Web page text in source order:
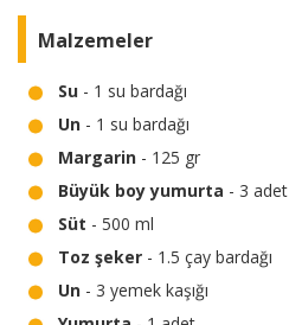
Malzemeler
Su - 1 su bardağı
Un - 1 su bardağı
Margarin - 125 gr
Büyük boy yumurta - 3 adet
Süt - 500 ml
Toz şeker - 1.5 çay bardağı
Un - 3 yemek kaşığı